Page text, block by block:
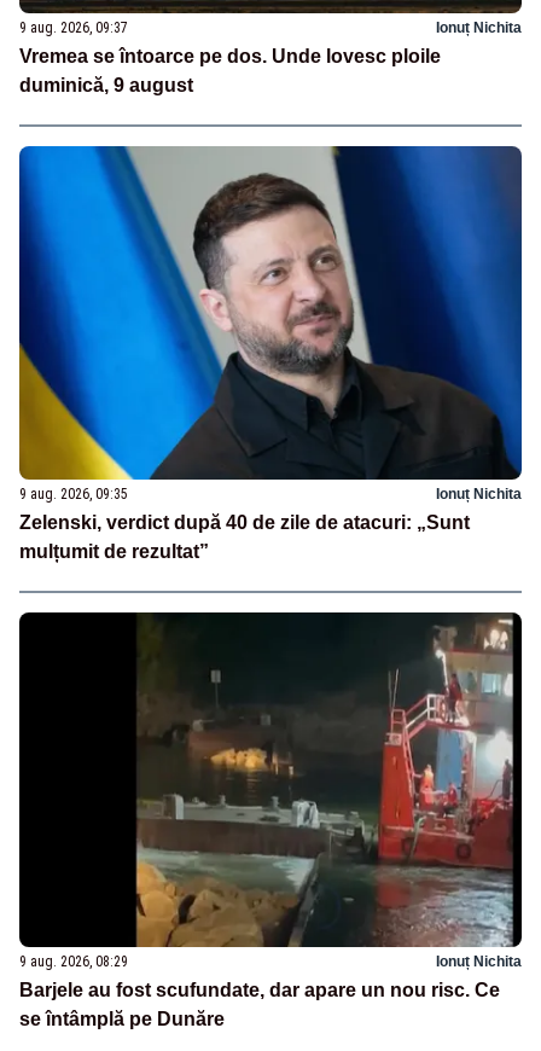
9 aug. 2026, 09:37 Ionuț Nichita
Vremea se întoarce pe dos. Unde lovesc ploile
duminică, 9 august
9 aug. 2026, 09:35 Ionuț Nichita
Zelenski, verdict după 40 de zile de atacuri: „Sunt
mulțumit de rezultat”
9 aug. 2026, 08:29 Ionuț Nichita
Barjele au fost scufundate, dar apare un nou risc. Ce
se întâmplă pe Dunăre